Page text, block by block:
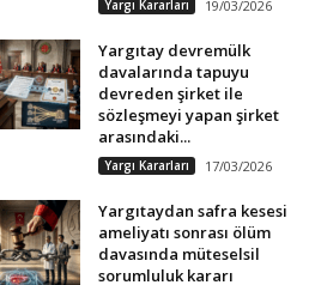
Yargı Kararları 19/03/2026
Yargıtay devremülk
davalarında tapuyu
devreden şirket ile
sözleşmeyi yapan şirket
arasındaki...
Yargı Kararları 17/03/2026
Yargıtaydan safra kesesi
ameliyatı sonrası ölüm
davasında müteselsil
sorumluluk kararı